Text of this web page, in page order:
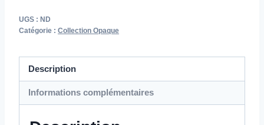
UGS : ND
Catégorie : Collection Opaque
Description
Informations complémentaires